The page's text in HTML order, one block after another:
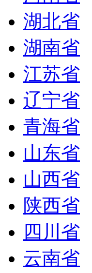
湖北省
湖南省
江苏省
辽宁省
青海省
山东省
山西省
陕西省
四川省
云南省